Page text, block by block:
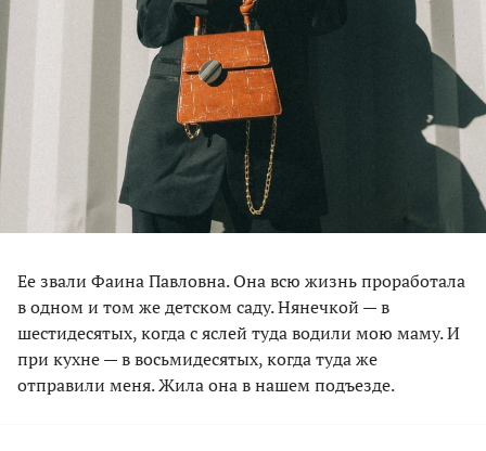
Ее звали Фаина Павловна. Она всю жизнь проработала
в одном и том же детском саду. Нянечкой — в
шестидесятых, когда с яслей туда водили мою маму. И
при кухне — в восьмидесятых, когда туда же
отправили меня. Жила она в нашем подъезде.